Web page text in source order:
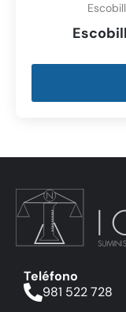
Teléfono
981 522 728